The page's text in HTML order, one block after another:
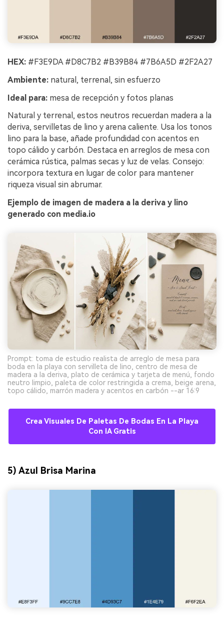
HEX: #F3E9DA #D8C7B2 #B39B84 #7B6A5D #2F2A27
Ambiente: natural, terrenal, sin esfuerzo
Ideal para: mesa de recepción y fotos planas
Natural y terrenal, estos neutros recuerdan madera a la
deriva, servilletas de lino y arena caliente. Usa los tonos
lino para la base, añade profundidad con acentos en
topo cálido y carbón. Destaca en arreglos de mesa con
cerámica rústica, palmas secas y luz de velas. Consejo:
incorpora textura en lugar de color para mantener
riqueza visual sin abrumar.
Ejemplo de imagen de madera a la deriva y lino
generado con media.io
Prompt: toma de estudio realista de arreglo de mesa para
boda en la playa con servilleta de lino, centro de mesa de
madera a la deriva, plato de cerámica y tarjeta de menú, fondo
neutro limpio, paleta de color restringida a crema, beige arena,
topo cálido, marrón madera y acentos en carbón --ar 16:9
Crea Visuales De Paletas De Bodas En La Playa
Con IA Gratis
5) Azul Brisa Marina